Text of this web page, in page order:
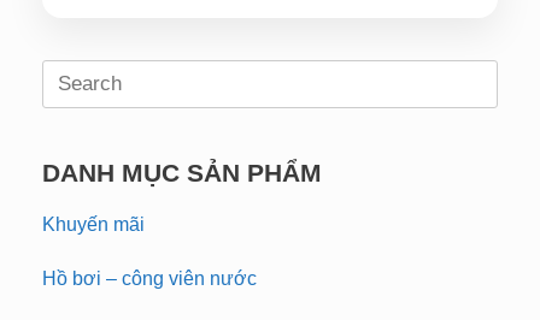
Search
DANH MỤC SẢN PHẨM
Khuyến mãi
Hồ bơi – công viên nước